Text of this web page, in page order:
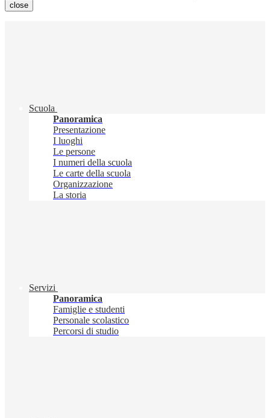
close
Scuola
Panoramica
Presentazione
I luoghi
Le persone
I numeri della scuola
Le carte della scuola
Organizzazione
La storia
Servizi
Panoramica
Famiglie e studenti
Personale scolastico
Percorsi di studio